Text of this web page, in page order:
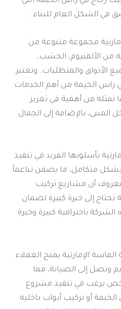
في الشكل العام للبناء.
مجموعة متنوعة من
من الألمنيوم، الخشب،
الأذواق والمتطلبات. وتعتبر
راس الخيمة من أهم الخدمات
تمثله من أهمية في تعزيز
المبنى، بالإضافة إلى الجمال
بأسلوبها الفريد في تنفيذ
متكامل، ما يضمن تناغماً
أن مشاريع تركيب
إلى خبرة كبيرة لضمان
الشركة باحترافية كبيرة وخبرة
الإمارتية يمنح العملاء
وتصل إلى الصيانة، مما
شخص يرغب في تنفيذ مشروع
أو تركيب أبواب داخلية